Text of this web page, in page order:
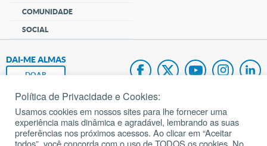
COMUNIDADE
SOCIAL
DAI-ME ALMAS
DOAR
Fundação João Paulo II
Pedido de Oração
Política de Privacidade e Cookies:
Usamos cookies em nossos sites para lhe fornecer uma
experiência mais dinâmica e agradável, lembrando as suas
preferências nos próximos acessos. Ao clicar em “Aceitar
todos”, você concorda com o uso de TODOS os cookies. No